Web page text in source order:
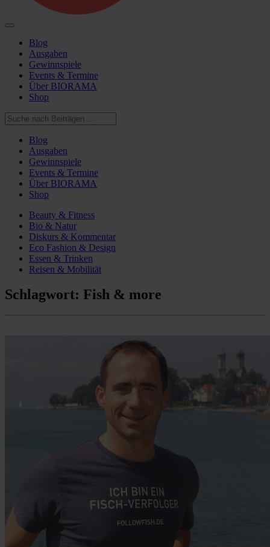
Blog
Ausgaben
Gewinnspiele
Events & Termine
Über BIORAMA
Shop
Blog
Ausgaben
Gewinnspiele
Events & Termine
Über BIORAMA
Shop
Beauty & Fitness
Bio & Natur
Diskurs & Kommentar
Eco Fashion & Design
Essen & Trinken
Reisen & Mobilität
Schlagwort: Fish & more